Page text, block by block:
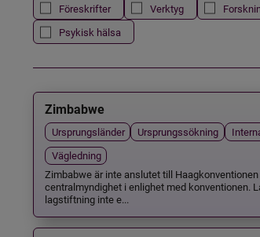
Föreskrifter
Verktyg
Psykisk hälsa
Zimbabwe
Ursprungsländer Ursprungssökning
Vägledning
Zimbabwe är inte anslutet till
centralmyndighet i enlighet med konventionen.
lagstiftning inte e...